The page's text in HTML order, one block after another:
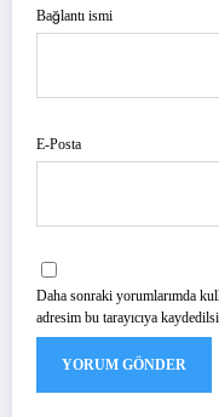
Bağlantı ismi
E-Posta
Daha sonraki yorumlarımda
adresim bu tarayıcıya